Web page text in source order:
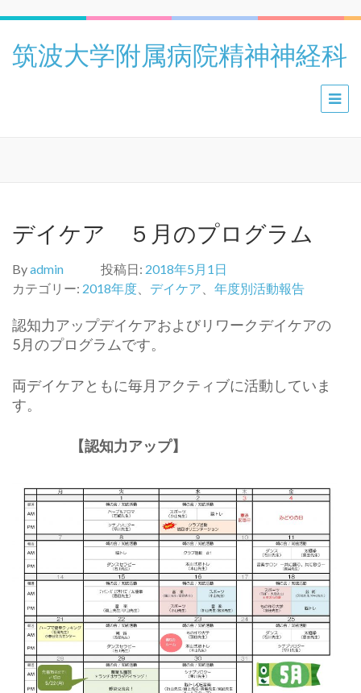
筑波大学附属病院精神神経科
デイケア ５月のプログラム
Byadmin 投稿日: 2018年5月1日
カテゴリー: 2018年度 デイケア 年度別活動報告
認知力アップデイケアおよびリワークデイケアの
5月のプログラムです。
両デイケアともに毎月アクティブに活動していま
す。
【認知力アップ】